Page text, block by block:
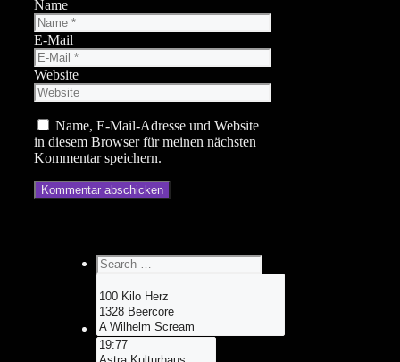
Name
E-Mail
Website
Name, E-Mail-Adresse und Website
in diesem Browser für meinen nächsten
Kommentar speichern.